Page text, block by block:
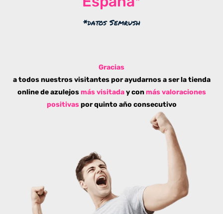
*datos Semrush
Gracias
a todos nuestros visitantes por ayudarnos a ser la tienda
online de azulejos más visitaday conmás valoraciones
positivaspor quinto año consecutivo